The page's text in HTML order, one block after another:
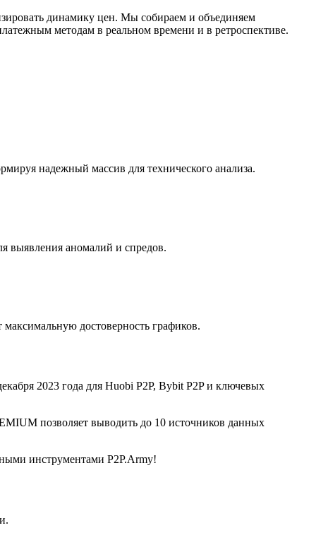
динамику цен. Мы собираем и объединяем
методам в реальном времени и в ретроспективе.
надежный массив для технического анализа.
выявления аномалий и спредов.
достоверность графиков.
2023 года для Huobi P2P, Bybit P2P и ключевых
позволяет выводить до 10 источников данных
инструментами P2P.Army!